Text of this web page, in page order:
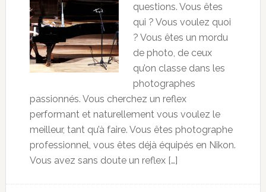
questions. Vous êtes
qui ? Vous voulez quoi
? Vous êtes un mordu
de photo, de ceux
qu’on classe dans les
photographes
passionnés. Vous cherchez un reflex
performant et naturellement vous voulez le
meilleur, tant qu’à faire. Vous êtes photographe
professionnel, vous êtes déjà équipés en Nikon.
Vous avez sans doute un reflex […]